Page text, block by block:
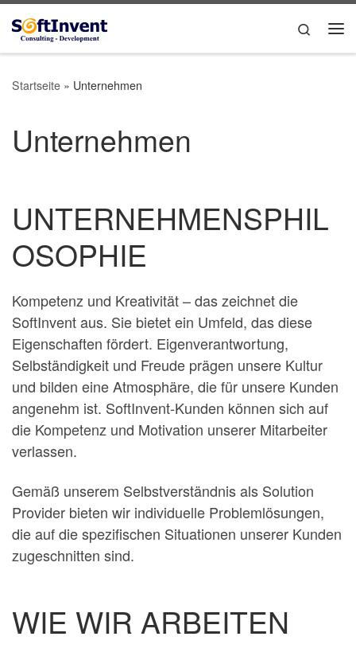
Zum Inhalt springen
Search
Startseite » Unternehmen
Unternehmen
UNTERNEHMENSPHIL
OSOPHIE
Kompetenz und Kreativität – das zeichnet die
SoftInvent aus. Sie bietet ein Umfeld, das diese
Eigenschaften fördert. Eigenverantwortung,
Selbständigkeit und Freude prägen unsere Kultur
und bilden eine Atmosphäre, die für unsere Kunden
angenehm ist. SoftInvent-Kunden können sich auf
die Kompetenz und Motivation unserer Mitarbeiter
verlassen.
Gemäß unserem Selbstverständnis als Solution
Provider bieten wir individuelle Problemlösungen,
die auf die spezifischen Situationen unserer Kunden
zugeschnitten sind.
WIE WIR ARBEITEN